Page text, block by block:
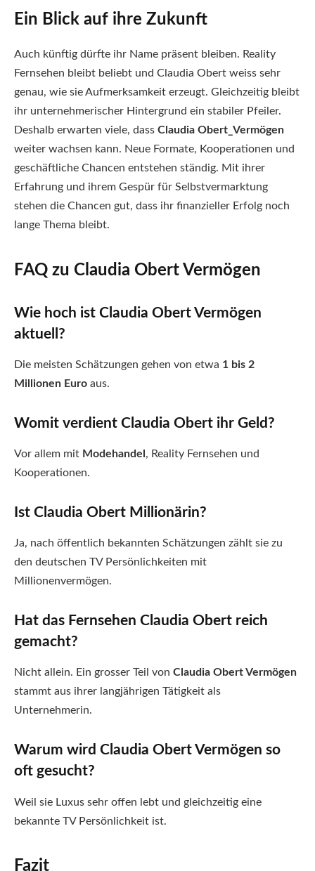
Ein Blick auf ihre Zukunft
Auch künftig dürfte ihr Name präsent bleiben. Reality
Fernsehen bleibt beliebt und Claudia Obert weiss sehr
genau, wie sie Aufmerksamkeit erzeugt. Gleichzeitig bleibt
ihr unternehmerischer Hintergrund ein stabiler Pfeiler.
Deshalb erwarten viele, dass Claudia Obert_Vermögen
weiter wachsen kann. Neue Formate, Kooperationen und
geschäftliche Chancen entstehen ständig. Mit ihrer
Erfahrung und ihrem Gespür für Selbstvermarktung
stehen die Chancen gut, dass ihr finanzieller Erfolg noch
lange Thema bleibt.
FAQ zu Claudia Obert Vermögen
Wie hoch ist Claudia Obert Vermögen
aktuell?
Die meisten Schätzungen gehen von etwa 1 bis 2
Millionen Euro aus.
Womit verdient Claudia Obert ihr Geld?
Vor allem mit Modehandel , Reality Fernsehen und
Kooperationen.
Ist Claudia Obert Millionärin?
Ja, nach öffentlich bekannten Schätzungen zählt sie zu
den deutschen TV Persönlichkeiten mit
Millionenvermögen.
Hat das Fernsehen Claudia Obert reich
gemacht?
Nicht allein. Ein grosser Teil von Claudia Obert Vermögen
stammt aus ihrer langjährigen Tätigkeit als
Unternehmerin.
Warum wird Claudia Obert Vermögen so
oft gesucht?
Weil sie Luxus sehr offen lebt und gleichzeitig eine
bekannte TV Persönlichkeit ist.
Fazit